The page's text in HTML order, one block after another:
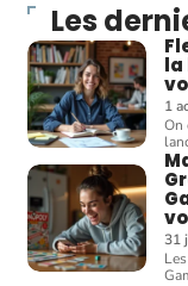
Les
la
1
On
31